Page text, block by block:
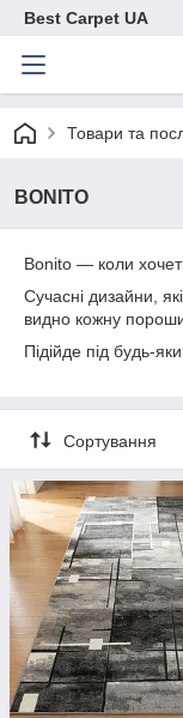
Best Carpet UA
Товари та
BONITO
Bonito — коли
Сучасні дизайни,
видно кожну
Підійде під будь-
Сортування